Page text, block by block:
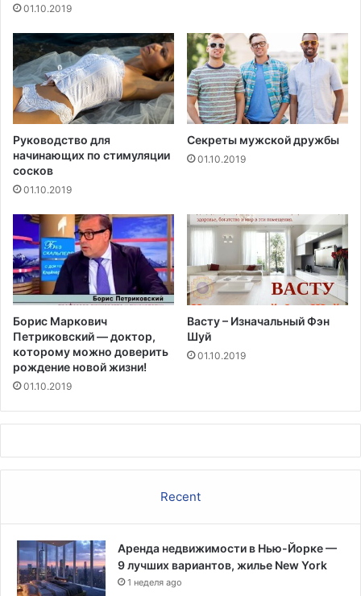
а
т
о
з
о
д
о
в
н
р
а
ц
е
п
ц
и
и
01.10.2019
Руководство для
начинающих по стимуляции
сосков
01.10.2019
Секреты мужской дружбы
01.10.2019
Борис Маркович
Петриковский — доктор,
которому можно доверить
рождение новой жизни!
01.10.2019
Васту – Изначальный Фэн
Шуй
01.10.2019
Recent
Аренда недвижимости в Нью-Йорке —
9 лучших вариантов, жилье New York
1 неделя ago